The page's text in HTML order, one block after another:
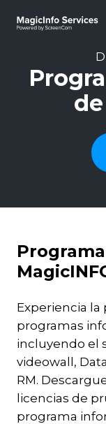
Experiencia
programas
incluyendo el
videowall,
RM.
licencias de
programa